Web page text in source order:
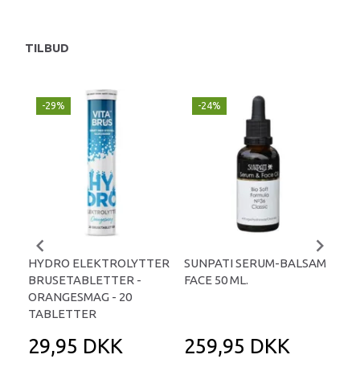
TILBUD
-29%
HYDRO ELEKTROLYTTER
BRUSETABLETTER -
ORANGESMAG - 20
TABLETTER
29,95 DKK
-24%
SUNPATI SERUM-BALSAM
FACE 50 ML.
259,95 DKK